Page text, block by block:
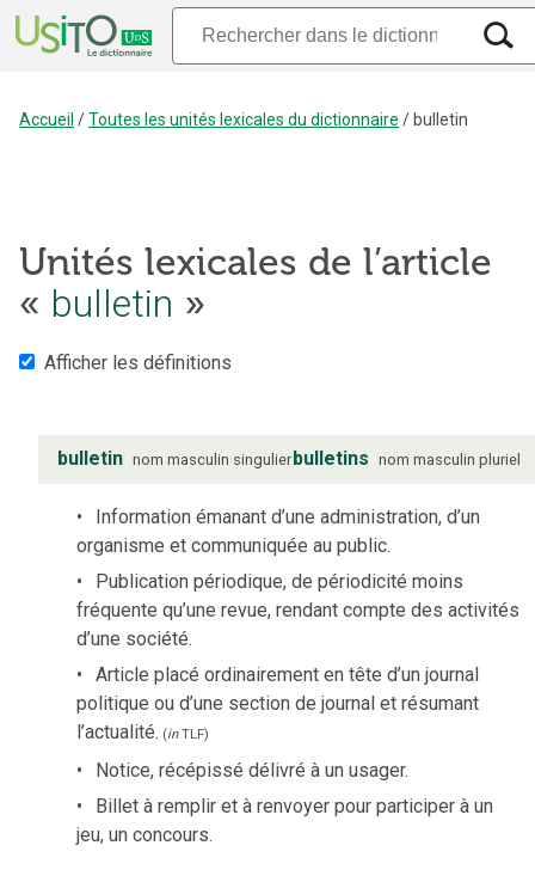
Accueil /Toutes les unités lexicales du dictionnaire / bulletin
Unités lexicales de l’article
« bulletin »
Afficher les définitions
bulletin nom masculin singulierbulletins nom masculin pluriel
Information émanant d’une administration, d’un
organisme et communiquée au public.
Publication périodique, de périodicité moins
fréquente qu’une revue, rendant compte des activités
d’une société.
Article placé ordinairement en tête d’un journal
politique ou d’une section de journal et résumant
l’actualité. (inTLF)
Notice, récépissé délivré à un usager.
Billet à remplir et à renvoyer pour participer à un
jeu, un concours.